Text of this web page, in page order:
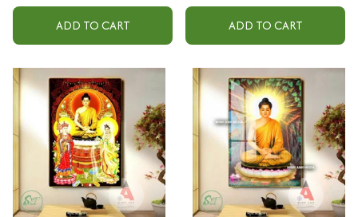
ADD TO CART ADD TO CART